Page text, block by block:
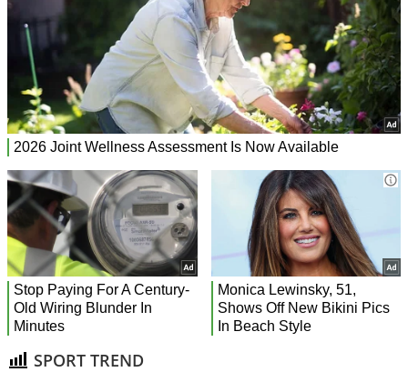
SPORT TREND